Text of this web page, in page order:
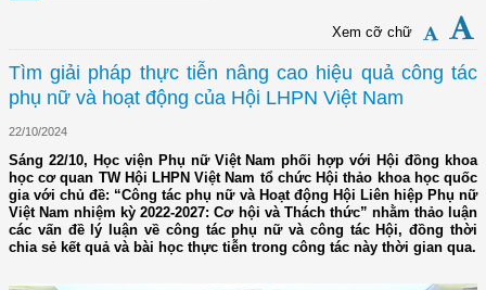
Xem cỡ chữ
Tìm giải pháp thực tiễn nâng cao hiệu quả công tác
phụ nữ và hoạt động của Hội LHPN Việt Nam
22/10/2024
Sáng 22/10, Học viện Phụ nữ Việt Nam phối hợp với Hội đồng khoa
học cơ quan TW Hội LHPN Việt Nam tổ chức Hội thảo khoa học quốc
gia với chủ đề: “Công tác phụ nữ và Hoạt động Hội Liên hiệp Phụ nữ
Việt Nam nhiệm kỳ 2022-2027: Cơ hội và Thách thức” nhằm thảo luận
các vấn đề lý luận về công tác phụ nữ và công tác Hội, đồng thời
chia sẻ kết quả và bài học thực tiễn trong công tác này thời gian qua.